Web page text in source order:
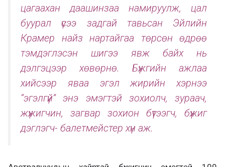
цагаахан даашинзаа намируулж, цал
буурал үсээ задгай тавьсан Эйлийн
Крамер найз нартайгаа төрсөн өдрөө
тэмдэглэсэн шигээ явж байх нь
дэлгэцээр хөвөрнө. Бүжгийн ажлаа
хийсээр яваа эгэл жирийн хэрнээ
“эгэлгүй” энэ эмэгтэй зохиолч, зураач,
жүжигчин, загвар зохион бүтээгч, бүжиг
дэглэгч- балетмейстер хүн аж.